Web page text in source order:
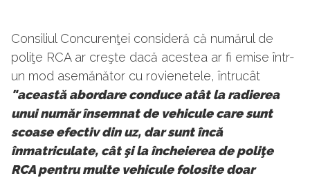
Consiliul Concurenţei consideră că numărul de
poliţe RCA ar creşte dacă acestea ar fi emise într-
un mod asemănător cu rovienetele, întrucât
"această abordare conduce atât la radierea
unui număr însemnat de vehicule care sunt
scoase efectiv din uz, dar sunt încă
înmatriculate, cât şi la încheierea de poliţe
RCA pentru multe vehicule folosite doar